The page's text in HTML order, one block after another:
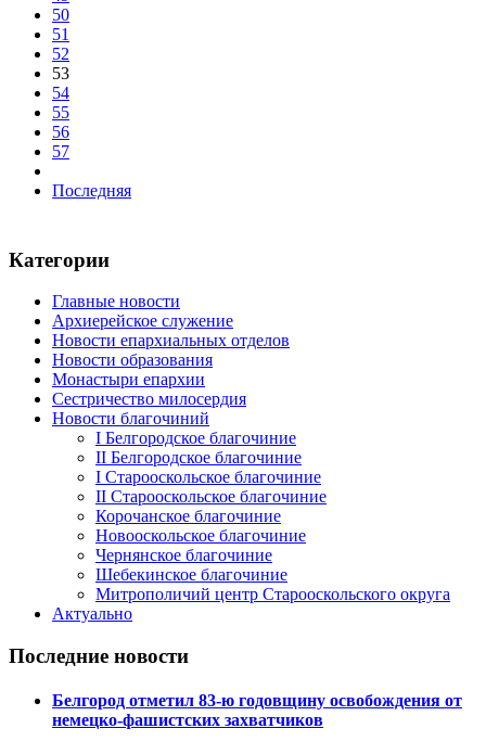
50
51
52
53
54
55
56
57
Последняя
Категории
Главные новости
Архиерейское служение
Новости епархиальных отделов
Новости образования
Монастыри епархии
Сестричество милосердия
Новости благочиний
I Белгородское благочиние
II Белгородское благочиние
I Старооскольское благочиние
II Старооскольское благочиние
Корочанское благочиние
Новооскольское благочиние
Чернянское благочиние
Шебекинское благочиние
Митрополичий центр Старооскольского округа
Актуально
Последние новости
Белгород отметил 83-ю годовщину освобождения от
немецко-фашистских захватчиков